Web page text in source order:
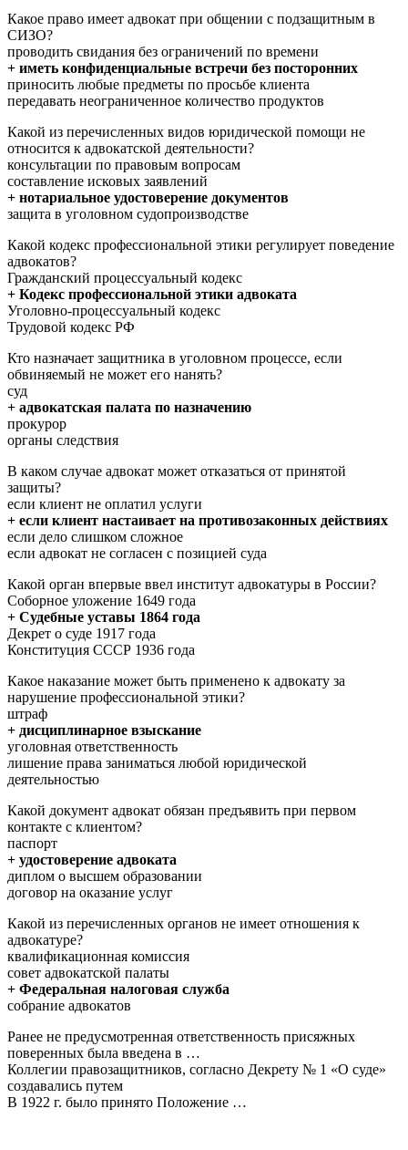
Какое право имеет адвокат при общении с подзащитным в
СИЗО?
проводить свидания без ограничений по времени
+ иметь конфиденциальные встречи без посторонних
приносить любые предметы по просьбе клиента
передавать неограниченное количество продуктов
Какой из перечисленных видов юридической помощи не
относится к адвокатской деятельности?
консультации по правовым вопросам
составление исковых заявлений
+ нотариальное удостоверение документов
защита в уголовном судопроизводстве
Какой кодекс профессиональной этики регулирует поведение
адвокатов?
Гражданский процессуальный кодекс
+ Кодекс профессиональной этики адвоката
Уголовно-процессуальный кодекс
Трудовой кодекс РФ
Кто назначает защитника в уголовном процессе, если
обвиняемый не может его нанять?
суд
+ адвокатская палата по назначению
прокурор
органы следствия
В каком случае адвокат может отказаться от принятой
защиты?
если клиент не оплатил услуги
+ если клиент настаивает на противозаконных действиях
если дело слишком сложное
если адвокат не согласен с позицией суда
Какой орган впервые ввел институт адвокатуры в России?
Соборное уложение 1649 года
+ Судебные уставы 1864 года
Декрет о суде 1917 года
Конституция СССР 1936 года
Какое наказание может быть применено к адвокату за
нарушение профессиональной этики?
штраф
+ дисциплинарное взыскание
уголовная ответственность
лишение права заниматься любой юридической
деятельностью
Какой документ адвокат обязан предъявить при первом
контакте с клиентом?
паспорт
+ удостоверение адвоката
диплом о высшем образовании
договор на оказание услуг
Какой из перечисленных органов не имеет отношения к
адвокатуре?
квалификационная комиссия
совет адвокатской палаты
+ Федеральная налоговая служба
собрание адвокатов
Ранее не предусмотренная ответственность присяжных
поверенных была введена в …
Коллегии правозащитников, согласно Декрету № 1 «О суде»
создавались путем
В 1922 г. было принято Положение …